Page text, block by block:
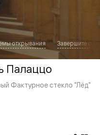
открывания Завершите
Палаццо
Фактурное стекло "Лёд"